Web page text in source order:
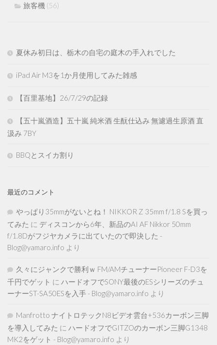
旅客機 (56)
夏休み初日は、栃木の自宅の庭木の手入れでした
iPad Air M3を1か月使用してみた雑感
【百里基地】26/7/29の記録
【五十嵐酒造】五十嵐 純米酒 生酛仕込み 無濾過生原酒 直
汲み 7BY
BBQとスイカ割り
最近のコメント
やっぱり35mmがないとね！ NIKKOR Z 35mm f/1.8 Sを買っ
てみた に ディスコンから6年、新品のAI AF Nikkor 50mm
f/1.8Dがフジヤカメラに出ていたので即決した -
Blog@yamaro.info より
久々にジャンクで勝利ｗ FM/AMチューナーPioneer F-D3を
千円でゲット に ハードオフでSONY最後のESシリーズのチュ
ーナーST-SA50ESを入手 - Blog@yamaro.info より
Manfrotto ナイトロテックN8ビデオ雲台+536カーボン三脚
を導入してみた に ハードオフでGITZOのカーボン三脚G1348
MK2をゲット - Blog@yamaro.info より